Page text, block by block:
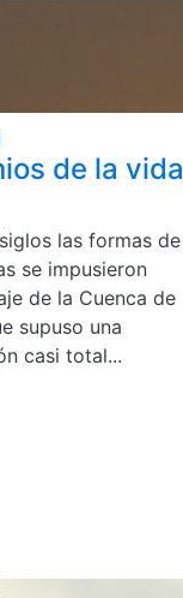
de la vida
las formas de
se impusieron
de la Cuenca de
supuso una
casi total...